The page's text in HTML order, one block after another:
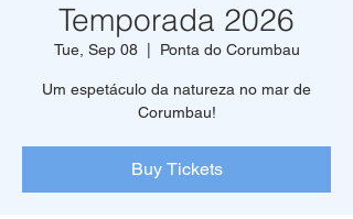
Temporada 2026
Tue, Sep 08
  |
Ponta do Corumbau
Um espetáculo da natureza no mar de
Corumbau!
Buy Tickets